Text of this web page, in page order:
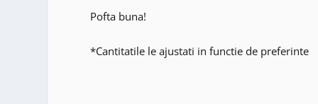
Pofta buna!
*Cantitatile le ajustati in functie de preferinte